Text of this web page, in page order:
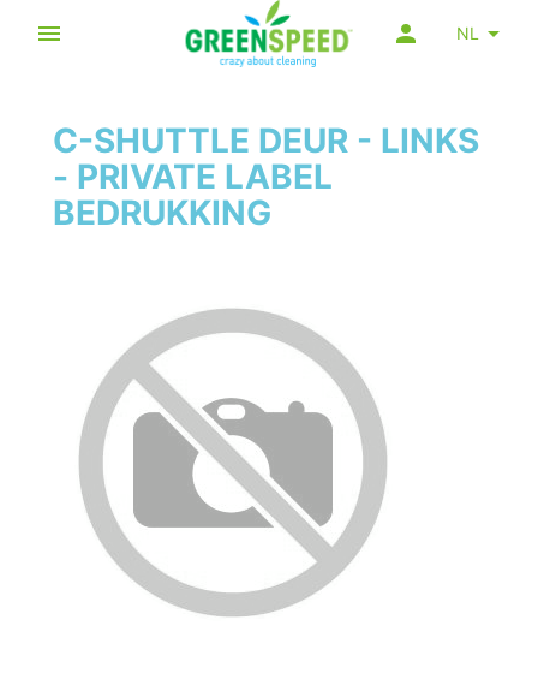
NL
C-SHUTTLE DEUR - LINKS
- PRIVATE LABEL
BEDRUKKING